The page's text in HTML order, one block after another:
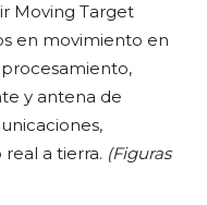
Moving Target
en movimiento en
y antena de
a tierra. (Figuras